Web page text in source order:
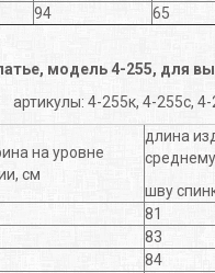
94 65
модель 4-255, для
артикулы: 4-255к, 4-255с,
на уровне
см
длина
среднему
шву
81
83
84